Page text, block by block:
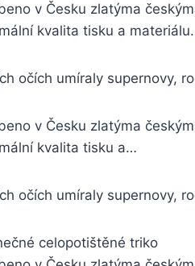
v Česku zlatýma
kvalita tisku a
očích umíraly supernovy,
v Česku zlatýma
kvalita tisku a…
očích umíraly supernovy,
celopotištěné triko